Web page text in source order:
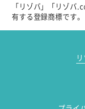
「リゾバ」「リゾバ
有する登録商標です。